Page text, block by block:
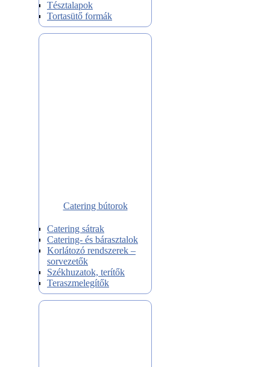
Tésztalapok
Tortasütő formák
Catering bútorok
Catering sátrak
Catering- és bárasztalok
Korlátozó rendszerek –
sorvezetők
Székhuzatok, terítők
Teraszmelegítők